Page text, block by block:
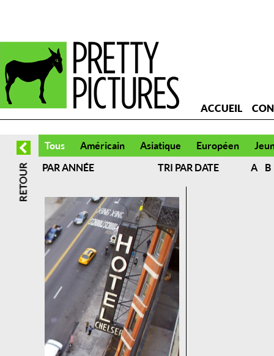
ACCUEIL
Tous Américain Asiatique Européen
PAR ANNÉE
TRI PAR DATE A B